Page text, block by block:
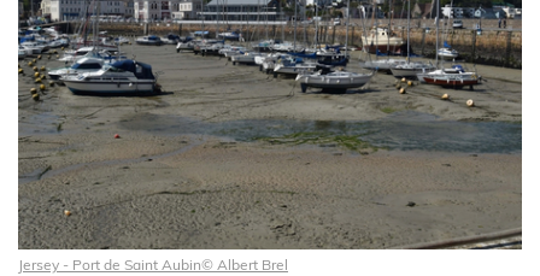
Jersey - Port de Saint Aubin© Albert Brel